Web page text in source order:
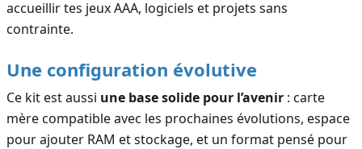
accueillir tes jeux AAA, logiciels et projets sans
contrainte.
Une configuration évolutive
Ce kit est aussi une base solide pour l’avenir : carte
mère compatible avec les prochaines évolutions, espace
pour ajouter RAM et stockage, et un format pensé pour